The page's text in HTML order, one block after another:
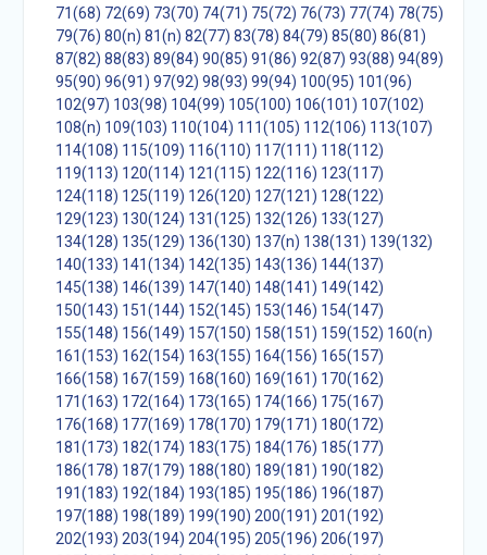
71(68) 72(69) 73(70) 74(71) 75(72) 76(73) 77(74) 78(75)
79(76) 80(n) 81(n) 82(77) 83(78) 84(79) 85(80) 86(81)
87(82) 88(83) 89(84) 90(85) 91(86) 92(87) 93(88) 94(89)
95(90) 96(91) 97(92) 98(93) 99(94) 100(95) 101(96)
102(97) 103(98) 104(99) 105(100) 106(101) 107(102)
108(n) 109(103) 110(104) 111(105) 112(106) 113(107)
114(108) 115(109) 116(110) 117(111) 118(112)
119(113) 120(114) 121(115) 122(116) 123(117)
124(118) 125(119) 126(120) 127(121) 128(122)
129(123) 130(124) 131(125) 132(126) 133(127)
134(128) 135(129) 136(130) 137(n) 138(131) 139(132)
140(133) 141(134) 142(135) 143(136) 144(137)
145(138) 146(139) 147(140) 148(141) 149(142)
150(143) 151(144) 152(145) 153(146) 154(147)
155(148) 156(149) 157(150) 158(151) 159(152) 160(n)
161(153) 162(154) 163(155) 164(156) 165(157)
166(158) 167(159) 168(160) 169(161) 170(162)
171(163) 172(164) 173(165) 174(166) 175(167)
176(168) 177(169) 178(170) 179(171) 180(172)
181(173) 182(174) 183(175) 184(176) 185(177)
186(178) 187(179) 188(180) 189(181) 190(182)
191(183) 192(184) 193(185) 195(186) 196(187)
197(188) 198(189) 199(190) 200(191) 201(192)
202(193) 203(194) 204(195) 205(196) 206(197)